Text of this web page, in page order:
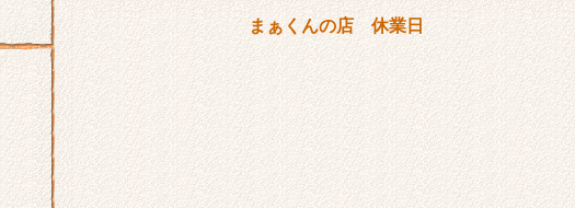
まぁくんの店 休業日